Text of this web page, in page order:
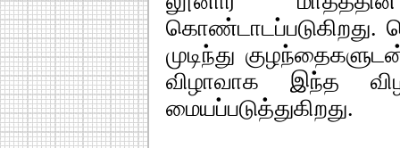
முடிந்து
விழாவாக இந்த
மையப்படுத்துகிறது.